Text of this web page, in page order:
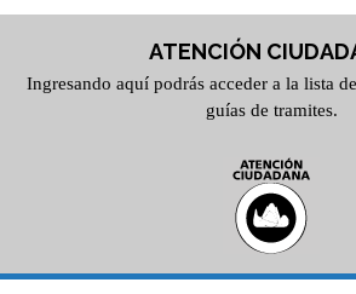
ATENCIÓN
Ingresando aquí podrás acceder a la lista
guías de tramites.